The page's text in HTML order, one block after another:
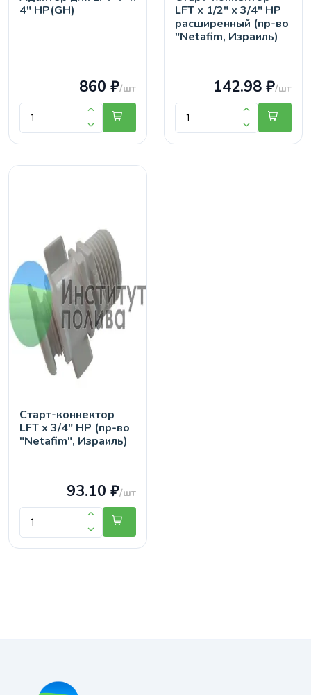
4" НР(GH)
860 ₽/шт
LFT х 1/2" х 3/4" НР
расширенный (пр-во
"Netafim, Израиль)
142.98 ₽/шт
Старт-коннектор
LFT х 3/4" НР (пр-во
"Netafim", Израиль)
93.10 ₽/шт